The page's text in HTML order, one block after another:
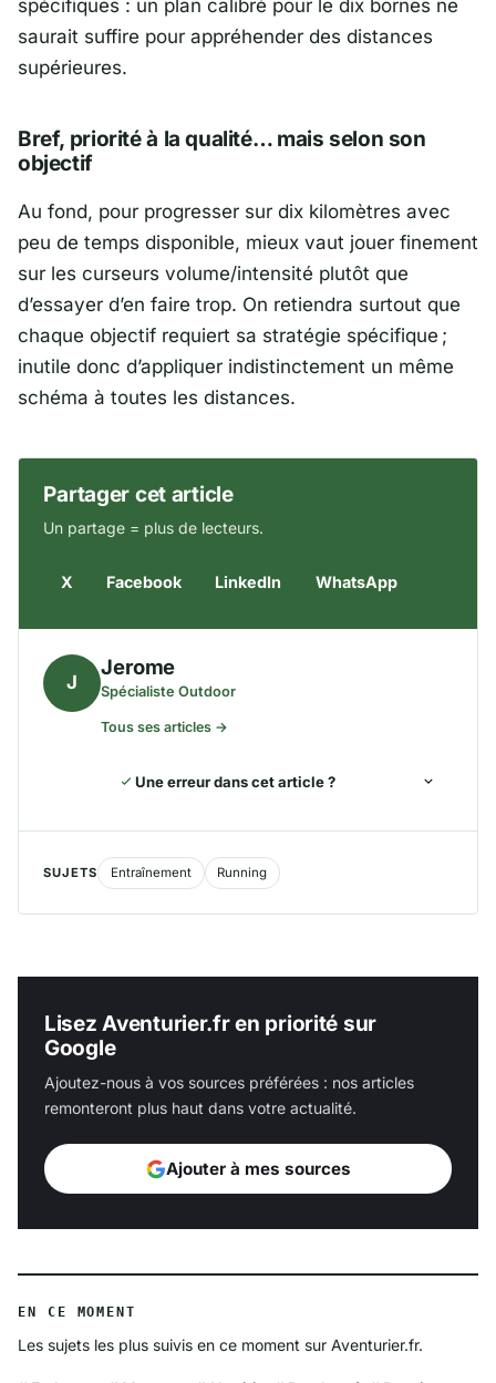
spécifiques : un plan calibré pour le dix bornes ne
saurait suffire pour appréhender des distances
supérieures.
Bref, priorité à la qualité… mais selon son
objectif
Au fond, pour progresser sur dix kilomètres avec
peu de temps disponible, mieux vaut jouer finement
sur les curseurs volume/intensité plutôt que
d’essayer d’en faire trop. On retiendra surtout que
chaque objectif requiert sa stratégie spécifique ;
inutile donc d’appliquer indistinctement un même
schéma à toutes les distances.
Partager cet article
Un partage = plus de lecteurs.
X Facebook LinkedIn WhatsApp
J
Jerome
Spécialiste Outdoor
Tous ses articles →
Une erreur dans cet article ?
SUJETS Entraînement Running
Lisez Aventurier.fr en priorité sur
Google
Ajoutez-nous à vos sources préférées : nos articles
remonteront plus haut dans votre actualité.
Ajouter à mes sources
EN CE MOMENT
Les sujets les plus suivis en ce moment sur Aventurier.fr.